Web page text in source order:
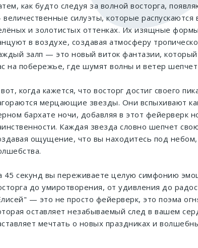
как будто следуя за волной восторга,
силуэты, которые распускаются
и золотистых оттенках. Их изящные
в воздухе, создавая атмосферу
залп — это новый виток фантазии, который
на побережье, где шумят волны и ветер
когда кажется, что восторг достиг своего
мерцающие звезды. Они вспыхивают
бархате ночи, добавляя в этот фейерверк
Каждая звезда словно шепчет
ощущение, что вы находитесь под
45 секунд вы переживаете целую симфонию
до умиротворения, от удивления до
— это не просто фейерверк, это поэма
оставляет незабываемый след в вашем
мечтать о новых праздниках и